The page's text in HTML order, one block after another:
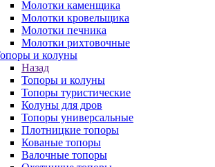
Молотки каменщика
Молотки кровельщика
Молотки печника
Молотки рихтовочные
и колуны
Назад
Топоры и колуны
Топоры туристические
Колуны для дров
Топоры универсальные
Плотницкие топоры
Кованые топоры
Валочные топоры